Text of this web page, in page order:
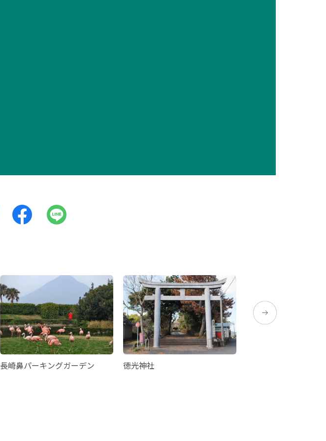
長崎鼻パーキングガーデン 徳光神社